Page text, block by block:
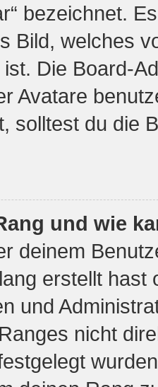
bezeichnet.
Bild, welches
Die Board-
Avatare
solltest du die
und wie
deinem
erstellt
und
nicht